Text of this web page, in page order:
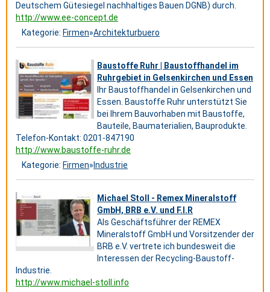
Deutschem Gütesiegel nachhaltiges Bauen DGNB) durch.
http://www.ee-concept.de
Kategorie: Firmen»Architekturbuero
Baustoffe Ruhr | Baustoffhandel im
Ruhrgebiet in Gelsenkirchen und Essen
Ihr Baustoffhandel in Gelsenkirchen und
Essen. Baustoffe Ruhr unterstützt Sie
bei Ihrem Bauvorhaben mit Baustoffe,
Bauteile, Baumaterialien, Bauprodukte.
Telefon-Kontakt: 0201-847190
http://www.baustoffe-ruhr.de
Kategorie: Firmen» Industrie
Michael Stoll - Remex Mineralstoff
GmbH, BRB e.V. und F.I.R
Als Geschäftsführer der REMEX
Mineralstoff GmbH und Vorsitzender der
BRB e.V. vertrete ich bundesweit die
Interessen der Recycling-Baustoff-
Industrie.
http://www.michael-stoll.info